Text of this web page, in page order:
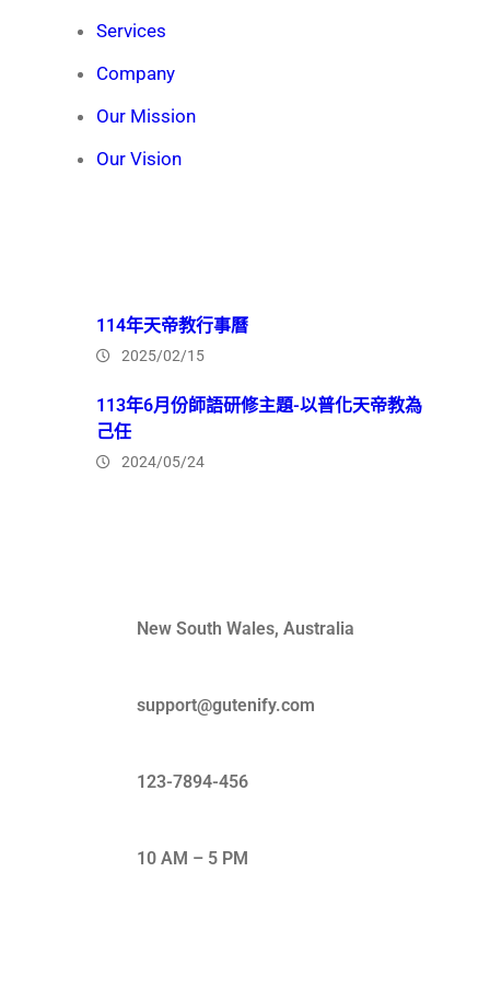
Services
Company
Our Mission
Our Vision
114年天帝教行事曆
2025/02/15
113年6月份師語研修主題-以普化天帝教為
己任
2024/05/24
New South Wales, Australia
support@gutenify.com
123-7894-456
10 AM – 5 PM